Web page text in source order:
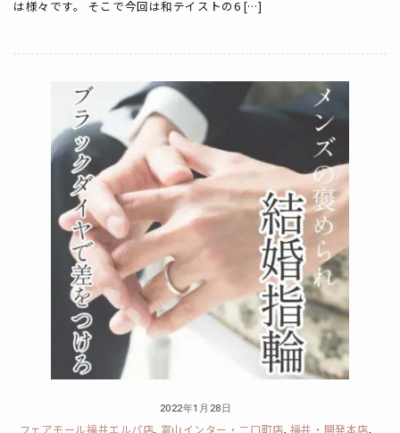
は様々です。 そこで今回は和テイストの6 […]
2022年1月28日
フェアモール福井エルパ店 富山インター・二口町店 福井・開発本店